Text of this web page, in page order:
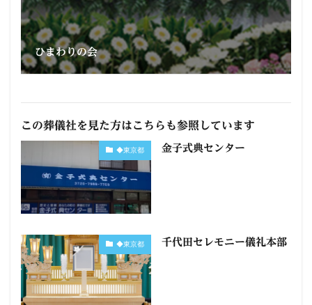
ひまわりの会
この葬儀社を見た方はこちらも参照しています
◆東京都 金子式典センター
◆東京都 千代田セレモニー儀礼本部